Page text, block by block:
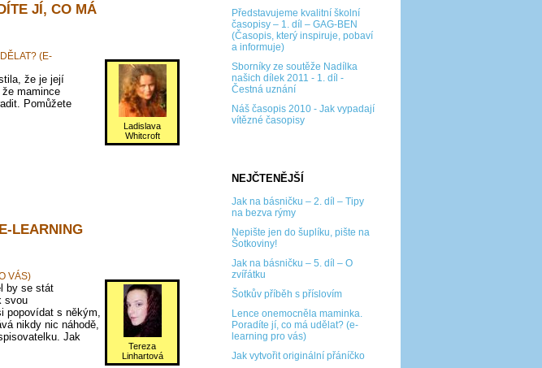
Představujeme kvalitní školní
časopisy – 1. díl – GAG-BEN
(Časopis, který inspiruje, pobaví
a informuje)
Sborníky ze soutěže Nadílka
našich dílek 2011 - 1. díl -
Čestná uznání
Náš časopis 2010 - Jak vypadají
vítězné časopisy
NEJČTENĚJŠÍ
Jak na básničku – 2. díl – Tipy
na bezva rýmy
Nepište jen do šuplíku, pište na
Šotkoviny!
Jak na básničku – 5. díl – O
zvířátku
Šotkův příběh s příslovím
Lence onemocněla maminka.
Poradíte jí, co má udělat? (e-
learning pro vás)
Jak vytvořit originální přáníčko
JÍ, CO MÁ
(E-
Ladislava
Whitcroft
že je její
mamince
Pomůžete
LEARNING
VÁS)
Tereza
Linhartová
by se stát
svou
popovídat s někým,
nikdy nic náhodě,
Jak